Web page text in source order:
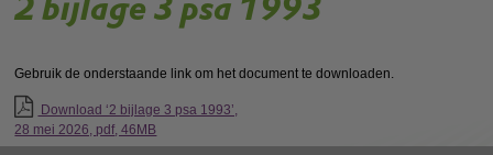
Gebruik de onderstaande link om het document te downloaden.
Download ‘2 bijlage 3 psa 1993’,
28 mei 2026, pdf, 46MB